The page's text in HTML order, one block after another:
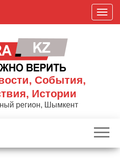
П
о
к
р
События,
Истории
регион, Шымкент